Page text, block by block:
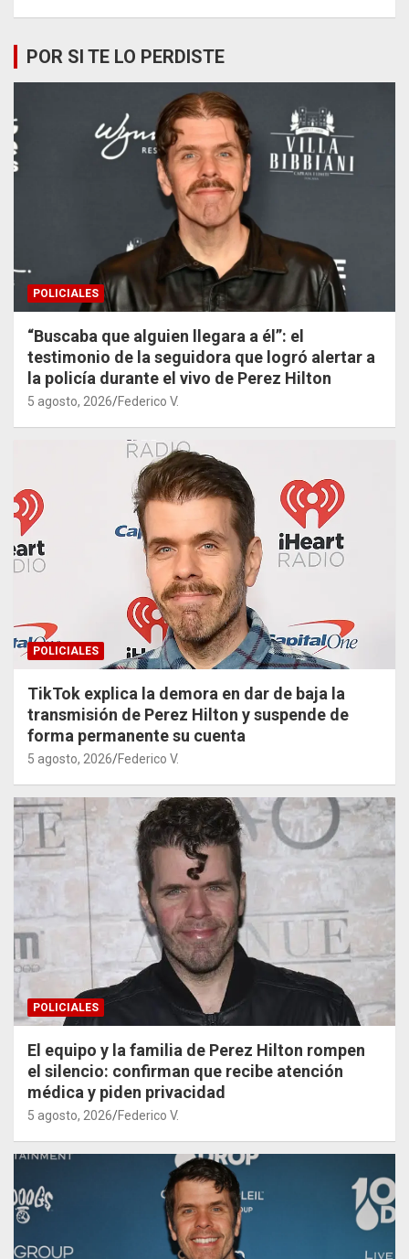
POR SI TE LO PERDISTE
POLICIALES
“Buscaba que alguien llegara a él”: el
testimonio de la seguidora que logró alertar a
la policía durante el vivo de Perez Hilton
5 agosto, 2026 Federico V.
POLICIALES
TikTok explica la demora en dar de baja la
transmisión de Perez Hilton y suspende de
forma permanente su cuenta
5 agosto, 2026 Federico V.
POLICIALES
El equipo y la familia de Perez Hilton rompen
el silencio: confirman que recibe atención
médica y piden privacidad
5 agosto, 2026 Federico V.